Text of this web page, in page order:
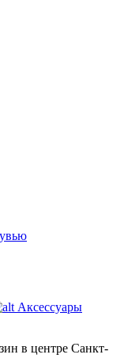
Аксессуары
в центре Санкт-